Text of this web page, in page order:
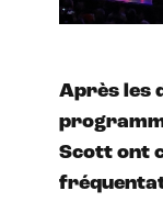
Après les
Scott ont